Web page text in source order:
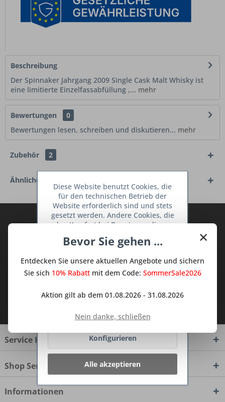
Beschreibung
Der Spinnaker Jahrgang 2009 Single Cask Malt Whisky ist
eine limitierte Einzelfassabfüllung ,... mehr
Bewertungen
0
Bewertungen lesen, schreiben und diskutieren... mehr
Zubehör 2
Ähnliche Artikel
Abonnieren Sie den kostenlosen Deine
Sie keine Neuigkeit oder Aktion mehr aus
Ich habe dieDatenschutzbestimmungen
Service Hotline
Shop Service
Informationen
×
Bevor Sie gehen ...
Entdecken Sie unsere aktuellen Angebote und sichern
Sie sich 10% Rabattmit dem Code: SommerSale2026
Aktion gilt ab dem 01.08.2026 - 31.08.2026
Nein danke, schließen
Diese Website benutzt Cookies, die
für den technischen Betrieb der
Website erforderlich sind und stets
gesetzt werden. Andere Cookies, die
den Komfort bei Benutzung dieser
dienen oder die Interaktion mit
Netzwerken vereinfachen sollen,
werden nur mit Ihrer Zustimmung
Ablehnen
Konfigurieren
Alle akzeptieren